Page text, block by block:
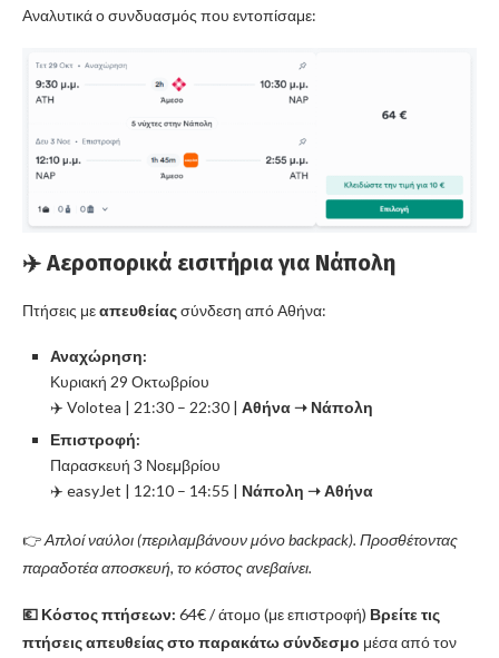
Αναλυτικά ο συνδυασμός που εντοπίσαμε:
✈️ Αεροπορικά εισιτήρια για Νάπολη
Πτήσεις μεαπευθείαςσύνδεση από Αθήνα:
Αναχώρηση:
Κυριακή 29 Οκτωβρίου
✈️ Volotea | 21:30 – 22:30 | Αθήνα ➝ Νάπολη
Επιστροφή:
Παρασκευή 3 Νοεμβρίου
✈️ easyJet | 12:10 – 14:55 | Νάπολη ➝ Αθήνα
👉Απλοί ναύλοι (περιλαμβάνουν μόνο backpack). Προσθέτοντας
παραδοτέα αποσκευή, το κόστος ανεβαίνει.
💶 Κόστος πτήσεων: 64€ / άτομο (με επιστροφή) Βρείτε τις
πτήσεις απευθείας στο παρακάτω σύνδεσμο μέσα από τον